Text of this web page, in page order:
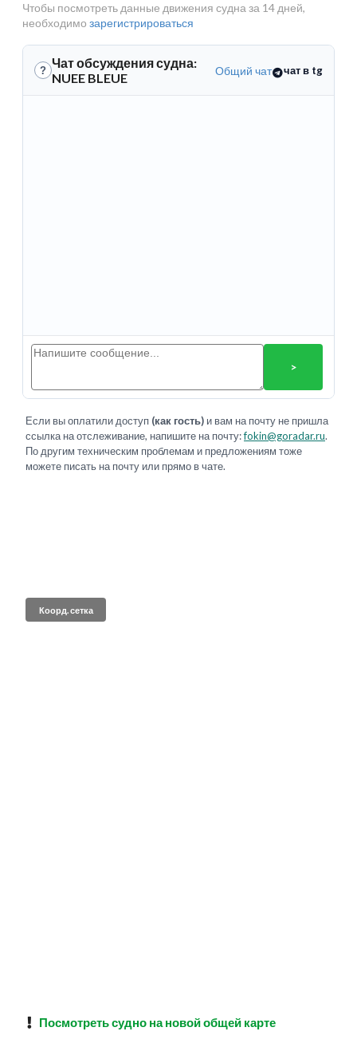
Чтобы посмотреть данные движения судна за 14 дней,
необходимо зарегистрироваться
? Чат обсуждения судна:
NUEE BLEUE
Общий чат чат в tg
>
Если вы оплатили доступ (как гость) и вам на почту не пришла
ссылка на отслеживание, напишите на почту:fokin@goradar.ru.
По другим техническим проблемам и предложениям тоже
можете писать на почту или прямо в чате.
Коорд. сетка
Посмотреть судно на новой общей карте